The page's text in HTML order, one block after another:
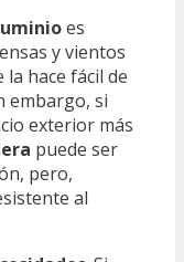
es
y vientos
hace fácil de
embargo, si
exterior más
puede ser
pero,
al